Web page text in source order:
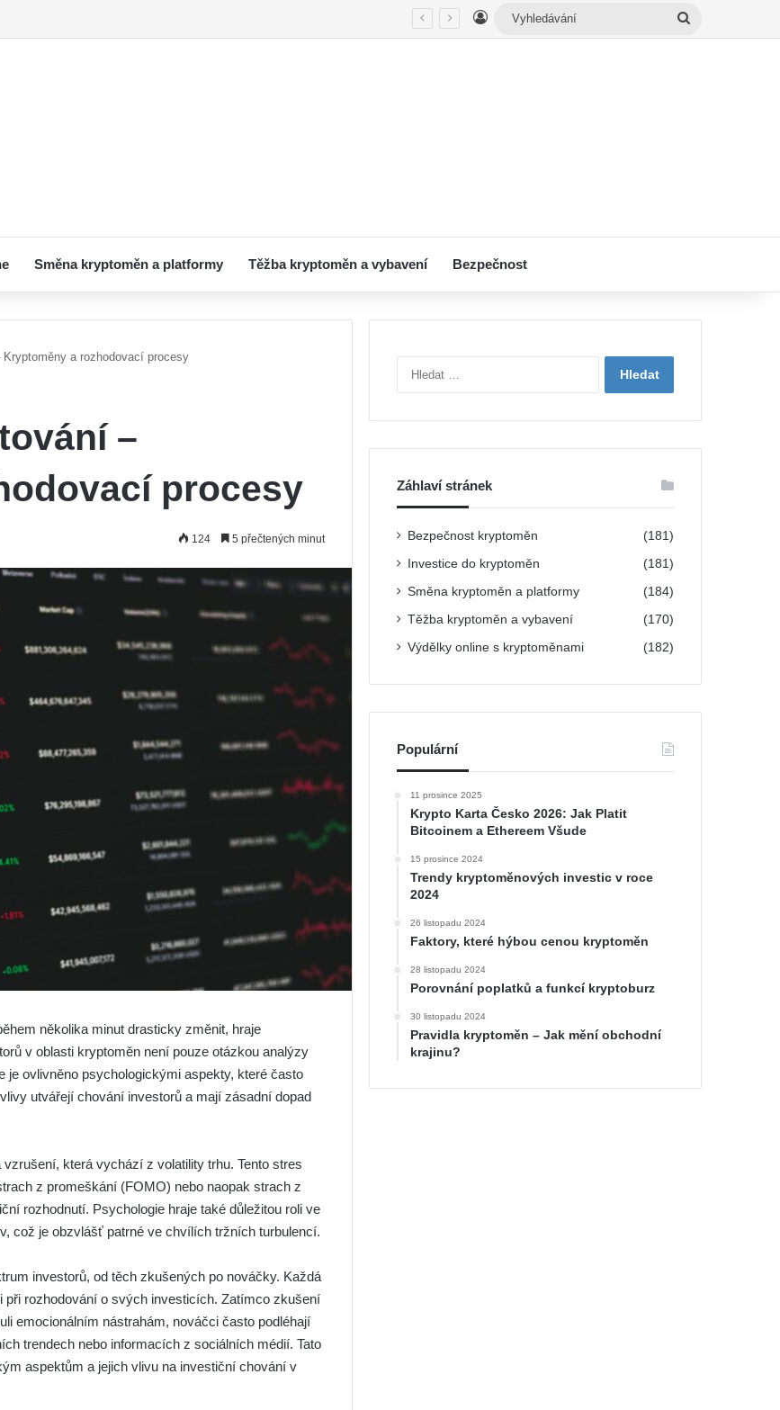
Přihlášení
Směna kryptoměn a platformy Těžba kryptoměn a vybavení Bezpečnost
a rozhodovací procesy
–
procesy
124 5 přečtených minut
několika minut drasticky změnit, hraje
v oblasti kryptoměn není pouze otázkou analýzy
ovlivněno psychologickými aspekty, které často
utvářejí chování investorů a mají zásadní dopad
která vychází z volatility trhu. Tento stres
z promeškání (FOMO) nebo naopak strach z
rozhodnutí. Psychologie hraje také důležitou roli ve
což je obzvlášť patrné ve chvílích tržních turbulencí.
investorů, od těch zkušených po nováčky. Každá
rozhodování o svých investicích. Zatímco zkušení
emocionálním nástrahám, nováčci často podléhají
trendech nebo informacích z sociálních médií. Tato
aspektům a jejich vlivu na investiční chování v
l
Záhlaví stránek
Bezpečnost kryptoměn (181)
Investice do kryptoměn (181)
Směna kryptoměn a platformy (184)
Těžba kryptoměn a vybavení (170)
Výdělky online s kryptoměnami (182)
Populární
11 prosince 2025
Krypto Karta Česko 2026: Jak Platit
Bitcoinem a Ethereem Všude
15 prosince 2024
Trendy kryptoměnových investic v roce
2024
26 listopadu 2024
Faktory, které hýbou cenou kryptoměn
28 listopadu 2024
Porovnání poplatků a funkcí kryptoburz
30 listopadu 2024
Pravidla kryptoměn – Jak mění obchodní
krajinu?